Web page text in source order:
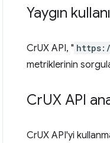
Yaygın
CrUX API, "
metriklerinin
CrUX API
CrUX API'yi